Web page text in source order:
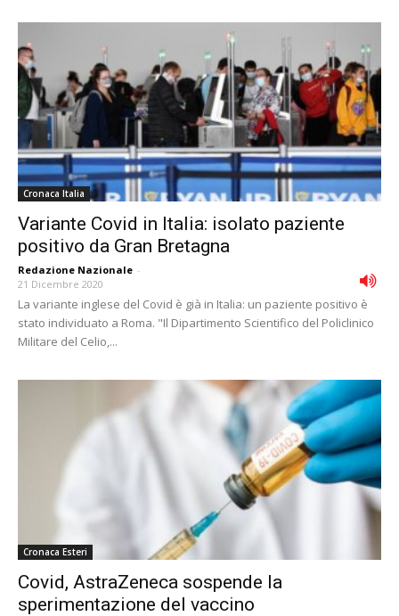
Cronaca Italia
Variante Covid in Italia: isolato paziente
positivo da Gran Bretagna
Redazione Nazionale -
21 Dicembre 2020
La variante inglese del Covid è già in Italia: un paziente positivo è
stato individuato a Roma. "Il Dipartimento Scientifico del Policlinico
Militare del Celio,...
Cronaca Esteri
Covid, AstraZeneca sospende la
sperimentazione del vaccino